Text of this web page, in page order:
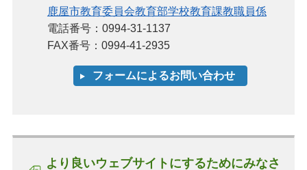
鹿屋市教育委員会教育部学校教育課教職員係
電話番号：0994-31-1137
FAX番号：0994-41-2935
より良いウェブサイトにするためにみなさ